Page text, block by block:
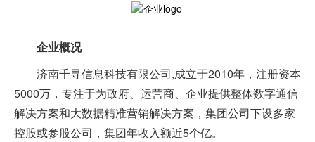
企业概况
济南千寻信息科技有限公司,成立于2010年，注册资本
5000万，专注于为政府、运营商、企业提供整体数字通信
解决方案和大数据精准营销解决方案，集团公司下设多家
控股或参股公司，集团年收入额近5个亿。